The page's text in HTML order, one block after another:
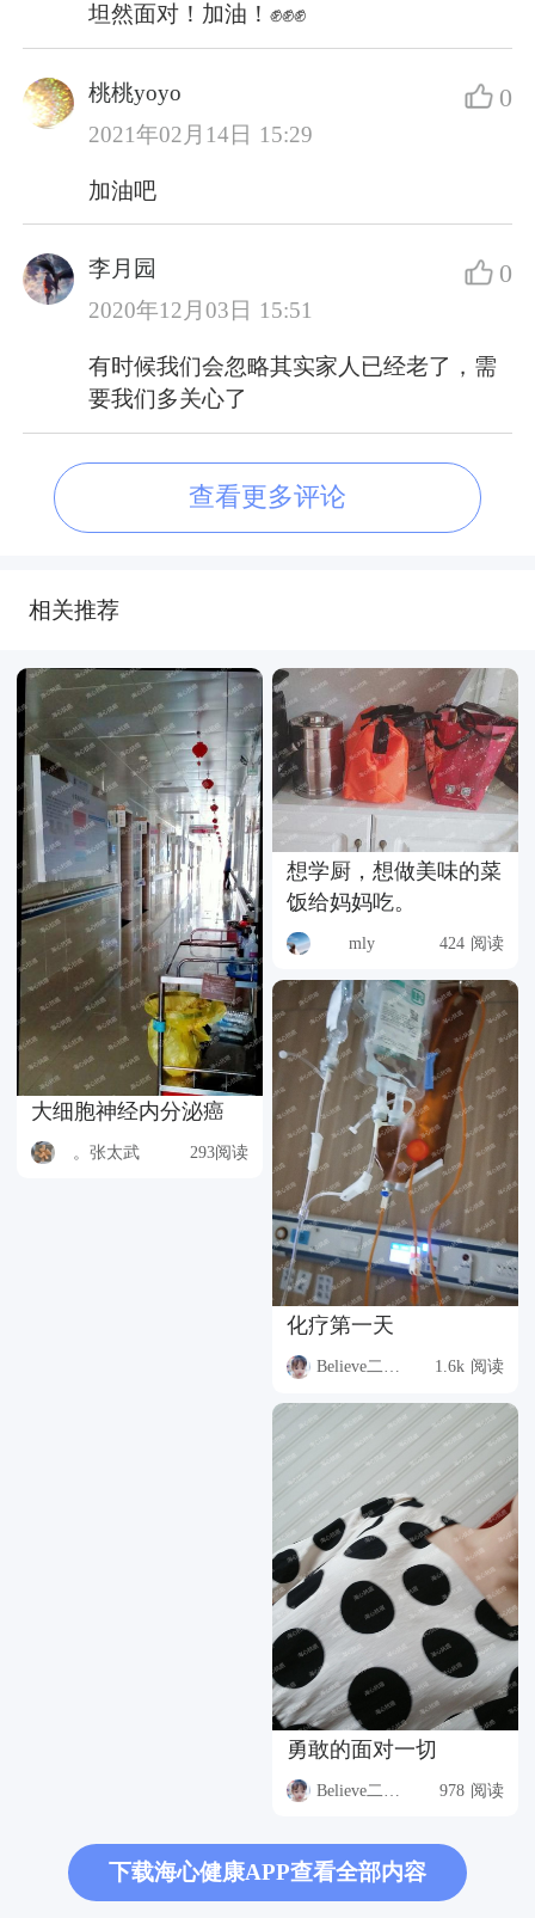
坦然面对！加油！✊✊✊
桃桃yoyo
2021年02月14日 15:29
0
加油吧
李月园
2020年12月03日 15:51
0
有时候我们会忽略其实家人已经老了，需
要我们多关心了
查看更多评论
相关推荐
大细胞神经内分泌癌
。张太武 293阅读
想学厨，想做美味的菜
饭给妈妈吃。
mly 424 阅读
化疗第一天
Believe二先生 1.6k 阅读
勇敢的面对一切
978 阅读
下载海心健康APP查看全部内容